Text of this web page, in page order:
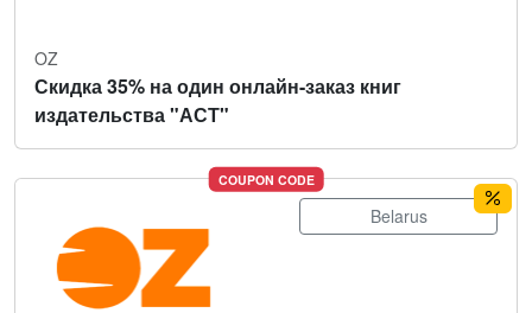
OZ
Скидка 35% на один онлайн-заказ книг
издательства "АСТ"
COUPON CODE
Belarus